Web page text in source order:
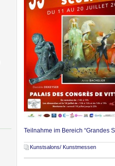
Teilnahme im Bereich “Grandes
Kunstsalons/ Kunstmessen